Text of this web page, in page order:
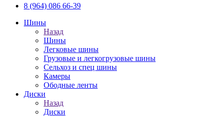
8 (964) 086 66-39
Шины
Назад
Шины
Легковые шины
Грузовые и легкогрузовые шины
Сельхоз и спец шины
Камеры
Ободные ленты
Диски
Назад
Диски